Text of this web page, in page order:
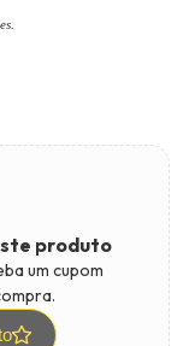
produto
um cupom